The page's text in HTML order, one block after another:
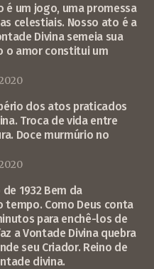
é um jogo, uma promessa
celestiais. Nosso ato é a
Divina semeia sua
o amor constitui um
dos atos praticados
Troca de vida entre
Doce murmúrio no
1932 Bem da
tempo. Como Deus conta
para enchê-los de
a Vontade Divina quebra
seu Criador. Reino de
divina.